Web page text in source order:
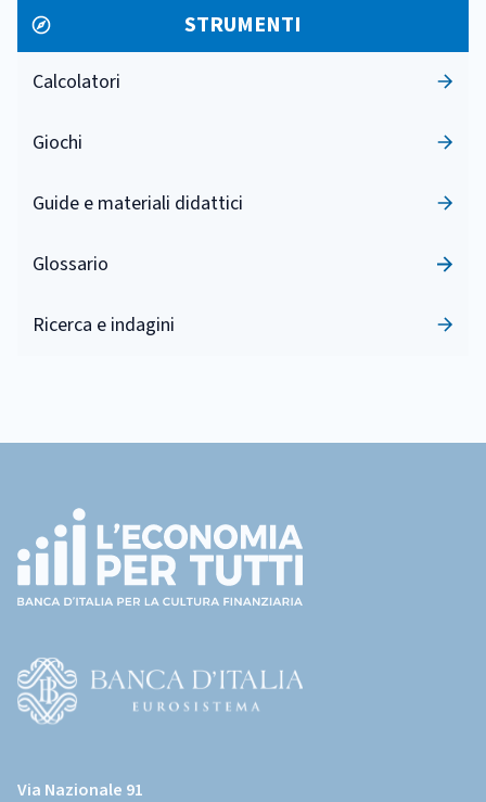
STRUMENTI
Calcolatori
Giochi
Guide e materiali didattici
Glossario
Ricerca e indagini
page)
Via Nazionale 91